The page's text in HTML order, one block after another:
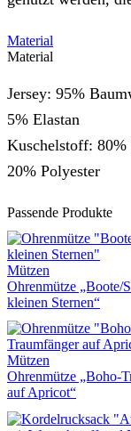
Material
Material
Jersey: 95%
5% Elastan
Kuschelstoff:
20% Polyester
Passende Produkte
Mützen
Ohrenmütze „Boote/
kleinen Sternen“
Mützen
Ohrenmütze „Boho-
auf Apricot“